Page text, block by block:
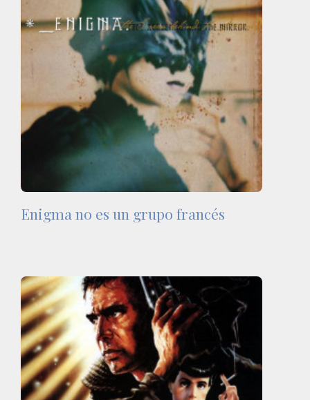
Enigma no es un grupo francés